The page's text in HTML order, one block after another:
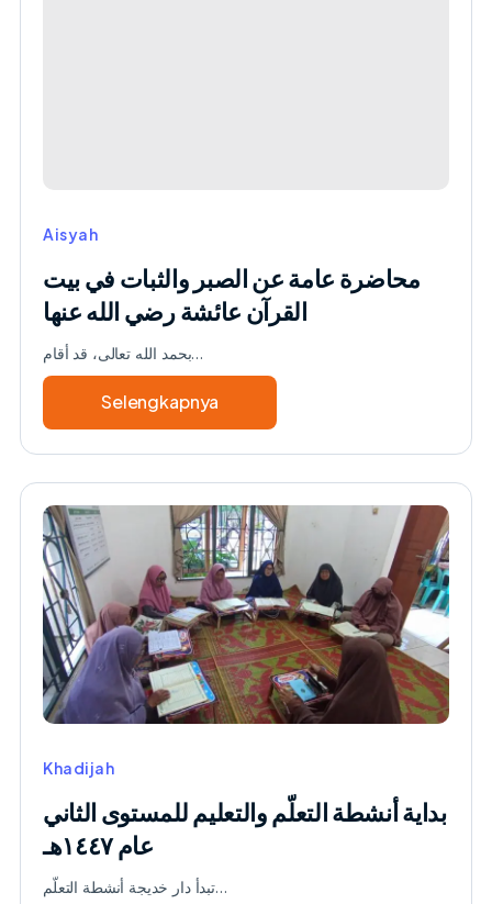
١٤٤٧
Aisyah
محاضرة عامة عن الصبر والثبات في بيت
القرآن عائشة رضي الله عنها
بحمد الله تعالى، قد أقام…
Selengkapnya
about
الصبر
والثبات
في
بيت
القرآن
عائشة
رضي
الله
عنها
Khadijah
بداية أنشطة التعلّم والتعليم للمستوى الثاني
عام ١٤٤٧هـ
تبدأ دار خديجة أنشطة التعلّم…